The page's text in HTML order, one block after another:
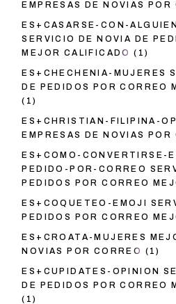
EMPRESAS DE NOVIAS POR
ES+CASARSE-CON-
SERVICIO DE NOVIA DE
MEJOR CALIFICADO (1)
ES+CHECHENIA-MUJERES
DE PEDIDOS POR CORREO
(1)
ES+CHRISTIAN-FILIPINA-
EMPRESAS DE NOVIAS POR
ES+COMO-CONVERTIRSE-
PEDIDO-POR-CORREO
PEDIDOS POR CORREO
ES+COQUETEO-EMOJI
PEDIDOS POR CORREO
ES+CROATA-MUJERES
NOVIAS POR CORREO (1)
ES+CUPIDATES-OPINION
DE PEDIDOS POR CORREO
(1)